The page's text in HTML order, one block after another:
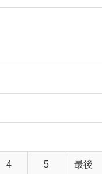
4 5 最後